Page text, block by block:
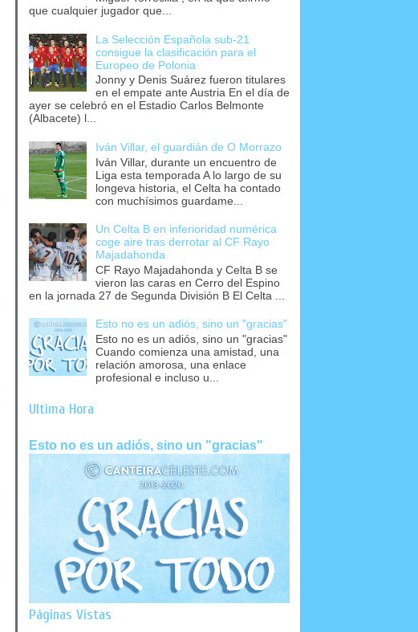
que cualquier jugador que...
La Selección Española sub-21
consigue la clasificación para el
Europeo de Polonia
Jonny y Denis Suárez fueron titulares
en el empate ante Austria En el día de
ayer se celebró en el Estadio Carlos Belmonte
(Albacete) l...
Iván Villar, el guardián de O Morrazo
Iván Villar, durante un encuentro de
Liga esta temporada A lo largo de su
longeva historia, el Celta ha contado
con muchísimos guardame...
Un Celta B en inferioridad numérica
coge aire tras derrotar al CF Rayo
Majadahonda
CF Rayo Majadahonda y Celta B se
vieron las caras en Cerro del Espino
en la jornada 27 de Segunda División B El Celta ...
Esto no es un adiós, sino un "gracias"
Esto no es un adiós, sino un "gracias"
Cuando comienza una amistad, una
relación amorosa, una enlace
profesional e incluso u...
Última Hora
Esto no es un adiós, sino un "gracias"
Páginas Vistas